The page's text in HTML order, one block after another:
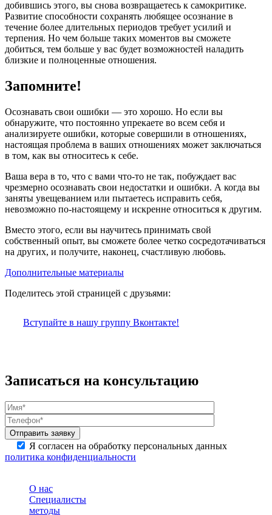
добившись этого, вы снова возвращаетесь к самокритике.
Развитие способности сохранять любящее осознание в
течение более длительных периодов требует усилий и
терпения. Но чем больше таких моментов вы сможете
добиться, тем больше у вас будет возможностей наладить
близкие и полноценные отношения.
Запомните!
Осознавать свои ошибки — это хорошо. Но если вы
обнаружите, что постоянно упрекаете во всем себя и
анализируете ошибки, которые совершили в отношениях,
настоящая проблема в ваших отношениях может заключаться
в том, как вы относитесь к себе.
Ваша вера в то, что с вами что-то не так, побуждает вас
чрезмерно осознавать свои недостатки и ошибки. А когда вы
заняты увещеванием или пытаетесь исправить себя,
невозможно по-настоящему и искренне относиться к другим.
Вместо этого, если вы научитесь принимать свой
собственный опыт, вы сможете более четко сосредотачиваться
на других, и получите, наконец, счастливую любовь.
Дополнительные материалы
Поделитесь этой страницей с друзьями:
Вступайте в нашу группу Вконтакте!
Записаться на консультацию
Я согласен на обработку персональных данных
политика конфиденциальности
О нас
Специалисты
методы